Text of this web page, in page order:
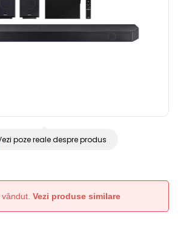
poze reale despre produs
Vezi produse similare